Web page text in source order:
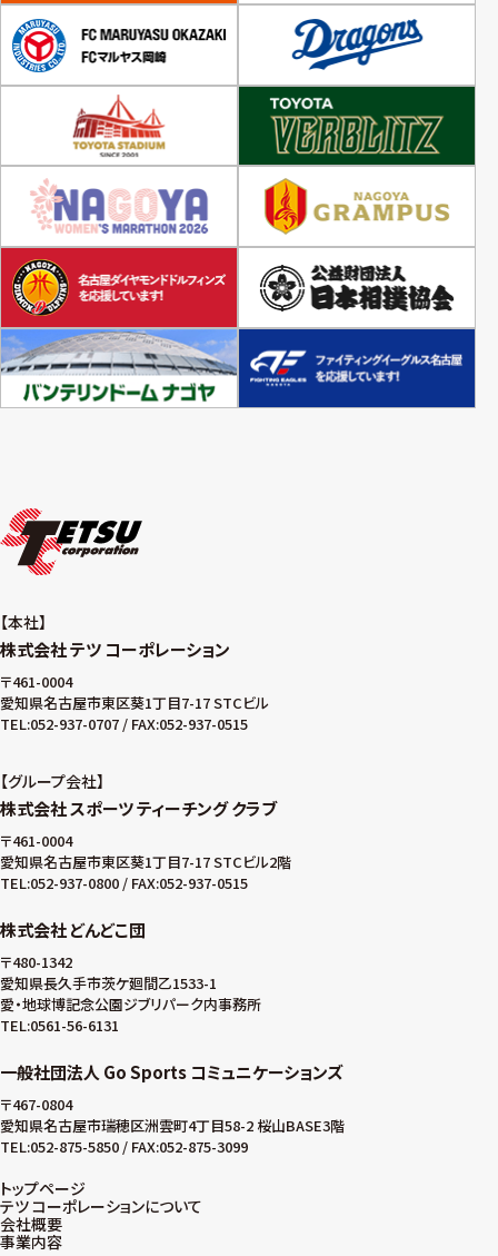
本社
株式会社 テツ コーポレーション
〒461-0004
愛知県名古屋市東区葵1丁目7-17 STCビル
TEL:052-937-0707 / FAX:052-937-0515
グループ会社
株式会社 スポーツ ティーチング クラブ
〒461-0004
愛知県名古屋市東区葵1丁目7-17 STCビル2階
TEL:052-937-0800 / FAX:052-937-0515
株式会社 どんどこ団
〒480-1342
愛知県長久手市茨ケ廻間乙1533-1
愛・地球博記念公園ジブリパーク内事務所
TEL:0561-56-6131
一般社団法人 Go Sports コミュニケーションズ
〒467-0804
愛知県名古屋市瑞穂区洲雲町4丁目58-2 桜山BASE3階
TEL:052-875-5850 / FAX:052-875-3099
トップページ
テツ コーポレーションについて
会社概要
事業内容